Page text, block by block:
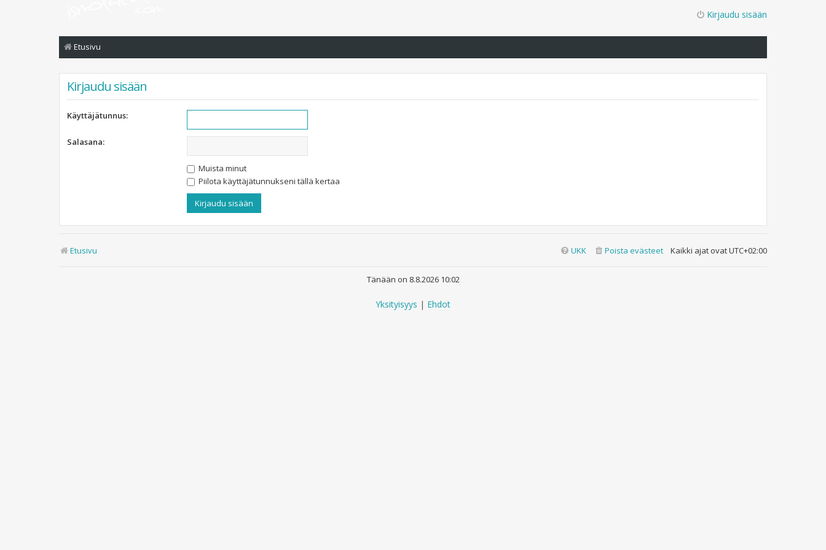
Kirjaudu sisään
Etusivu
Kirjaudu sisään
Käyttäjätunnus:
Salasana:
Muista minut
Piilota käyttäjätunnukseni tällä kertaa
Etusivu Kaikki ajat ovatUTC+02:00
Poista evästeet
UKK
Tänään on 8.8.2026 10:02
Yksityisyys | Ehdot